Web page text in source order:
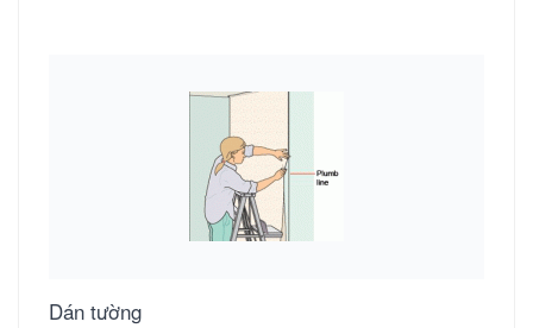
Dán tường